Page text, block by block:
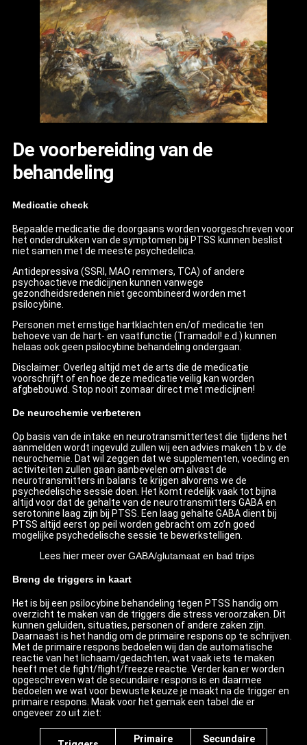
De voorbereiding van de
behandeling
Medicatie check
Bepaalde medicatie die doorgaans worden voorgeschreven voor
het onderdrukken van de symptomen bij PTSS kunnen beslist
niet samen met de meeste psychedelica.
Antidepressiva (SSRI, MAO remmers, TCA) of andere
psychoactieve medicijnen kunnen vanwege
gezondheidsredenen niet gecombineerd worden met
psilocybine.
Personen met ernstige hartklachten en/of medicatie ten
behoeve van de hart- en vaatfunctie (Tramadol! e.d.) kunnen
helaas ook geen psilocybine behandeling ondergaan.
Disclaimer: Overleg altijd met de arts die de medicatie
voorschrijft of en hoe deze medicatie veilig kan worden
afgbebouwd. Stop nooit zomaar direct met medicijnen!
De neurochemie verbeteren
Op basis van de intake en neurotransmittertest die tijdens het
aanmelden wordt ingevuld zullen wij een advies maken t.b.v. de
neurochemie. Dat wil zeggen dat we supplementen, voeding en
activiteiten zullen gaan aanbevelen om alvast de
neurotransmitters in balans te krijgen alvorens we de
psychedelische sessie doen. Het komt redelijk vaak tot bijna
altijd voor dat de gehalte van de neurotransmitters GABA en
serotonine laag zijn bij PTSS. Een laag gehalte GABA dient bij
PTSS altijd eerst op peil worden gebracht om zo’n goed
mogelijke psychedelische sessie te bewerkstelligen.
Lees hier meer overGABA/glutamaat en bad trips
Breng de triggers in kaart
Het is bij een psilocybine behandeling tegen PTSS handig om
overzicht te maken van de triggers die stress veroorzaken. Dit
kunnen geluiden, situaties, personen of andere zaken zijn.
Daarnaast is het handig om de primaire respons op te schrijven.
Met de primaire respons bedoelen wij dan de automatische
reactie van het lichaam/gedachten, wat vaak iets te maken
heeft met de fight/flight/freeze reactie. Verder kan er worden
opgeschreven wat de secundaire respons is en daarmee
bedoelen we wat voor bewuste keuze je maakt na de trigger en
primaire respons. Maak voor het gemak een tabel die er
ongeveer zo uit ziet:
Primaire
Secundaire